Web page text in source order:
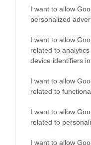
I want to allow
personalized
I want to allow
related to
device identifiers in
I want to allow
related to
I want to allow
related to
I want to allow